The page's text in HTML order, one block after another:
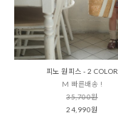
피노 원피스 - 2 COLOR
M 빠른배송 !
35,700원
24,990원